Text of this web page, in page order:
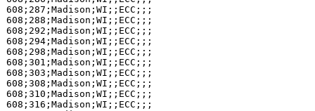
608;287;Madison;WI;;ECC;;;
608;288;Madison;WI;;ECC;;;
608;292;Madison;WI;;ECC;;;
608;294;Madison;WI;;ECC;;;
608;298;Madison;WI;;ECC;;;
608;301;Madison;WI;;ECC;;;
608;303;Madison;WI;;ECC;;;
608;308;Madison;WI;;ECC;;;
608;310;Madison;WI;;ECC;;;
608;316;Madison;WI;;ECC;;;